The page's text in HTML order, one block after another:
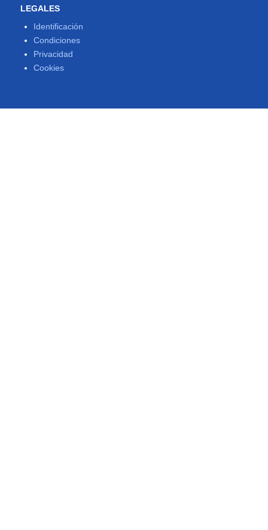
LEGALES
Identificación
Condiciones
Privacidad
Cookies